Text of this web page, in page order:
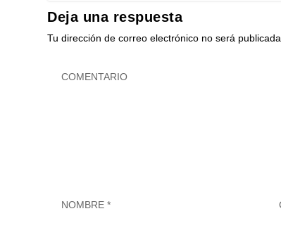
Deja una respuesta
Tu dirección de correo electrónico no será publicada.